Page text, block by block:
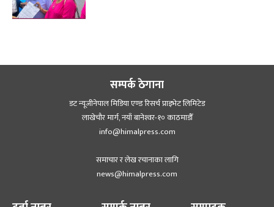
सम्पर्क ठेगाना
डट न्यूजीनेपाल मिडिया एण्ड रिसर्च प्राइभेट लिमिटेड
लाखेचौर मार्ग, नयाँ बानेश्‍वर-१० काठमाडौँ
info@himalpress.com
समाचार र लेख रचानाका लागि
news@himalpress.com